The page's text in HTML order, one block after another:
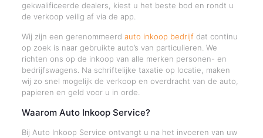
gekwalificeerde dealers, kiest u het beste bod en rondt u
de verkoop veilig af via de app.
Wij zijn een gerenommeerd auto inkoop bedrijfdat continu
op zoek is naar gebruikte auto’s van particulieren. We
richten ons op de inkoop van alle merken personen- en
bedrijfswagens. Na schriftelijke taxatie op locatie, maken
wij zo snel mogelijk de verkoop en overdracht van de auto,
papieren en geld voor u in orde.
Waarom Auto Inkoop Service?
Bij Auto Inkoop Service ontvangt u na het invoeren van uw